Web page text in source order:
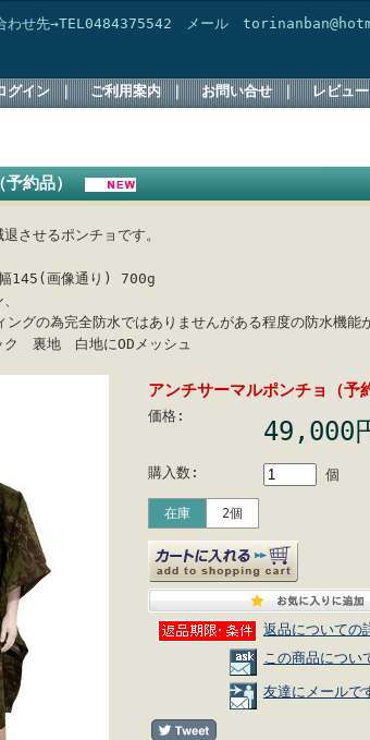
合わせ先→TEL0484375542 メール
グイン ご利用案内 お問い合せ レビュー
予約品）
させるポンチョです。
145(画像通り) 700g
グの為完全防水ではありませんがある程度の防水機能
裏地 白地にODメッシュ
アンチサーマルポンチョ（予
価格:
49,000
購入数: 個
在庫 2個
返品についての
この商品につい
友達にメールで